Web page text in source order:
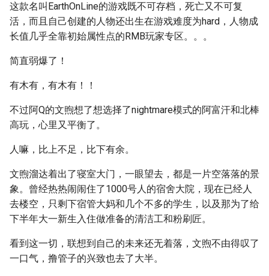
这款名叫EarthOnLine的游戏既不可存档，死亡又不可复
活，而且自己创建的人物还出生在游戏难度为hard，人物成
长值几乎全靠初始属性点的RMB玩家专区。。。
简直弱爆了！
有木有，有木有！！
不过阿Q的文煦想了想选择了nightmare模式的阿富汗和北棒
高玩，心里又平衡了。
人嘛，比上不足，比下有余。
文煦溜达着出了寝室大门，一眼望去，都是一片空落落的景
象。曾经热热闹闹住了1000号人的宿舍大院，现在已经人
去楼空，只剩下宿管大妈和几个不多的学生，以及那为了给
下半年大一新生入住做准备的清洁工和粉刷匠。
看到这一切，联想到自己的未来还无着落，文煦不由得叹了
一口气，撸管子的兴致也去了大半。